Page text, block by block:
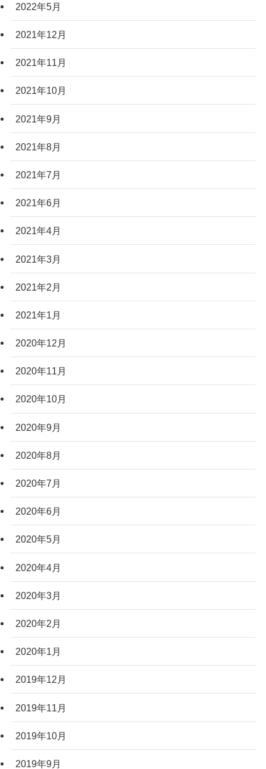
2022年5月
2021年12月
2021年11月
2021年10月
2021年9月
2021年8月
2021年7月
2021年6月
2021年4月
2021年3月
2021年2月
2021年1月
2020年12月
2020年11月
2020年10月
2020年9月
2020年8月
2020年7月
2020年6月
2020年5月
2020年4月
2020年3月
2020年2月
2020年1月
2019年12月
2019年11月
2019年10月
2019年9月